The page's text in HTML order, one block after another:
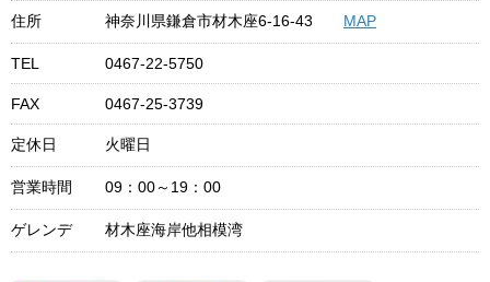
住所 神奈川県鎌倉市材木座6-16-43 MAP
TEL 0467-22-5750
FAX 0467-25-3739
定休日 火曜日
営業時間 09：00～19：00
ゲレンデ 材木座海岸他相模湾